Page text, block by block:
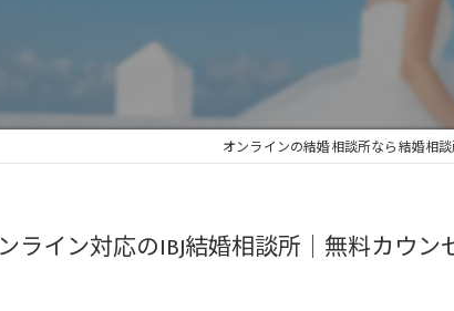
オンラインの結婚相談所なら結婚相
ライン対応のIBJ結婚相談所｜無料カウ